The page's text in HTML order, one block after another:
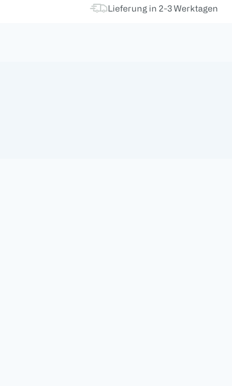
Lieferung in 2-3 Werktagen